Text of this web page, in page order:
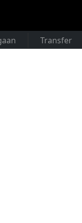
Transfer